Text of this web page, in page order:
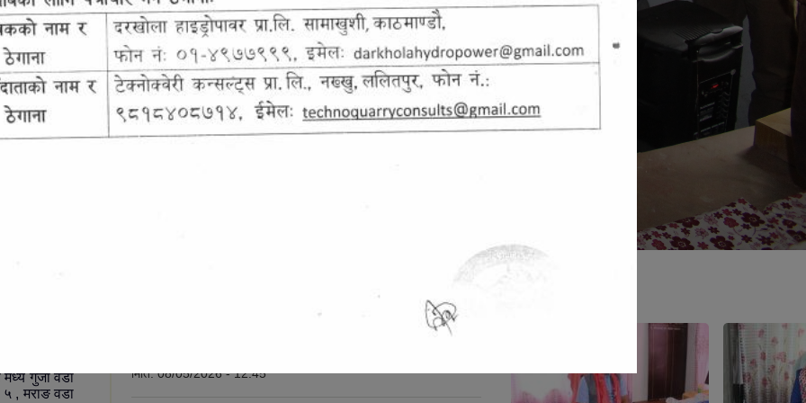
र ५ वटा
हो।
हो । यो
गुर्जा वडा
, मराङ वडा
मिति:08/05/2026 - 12:45